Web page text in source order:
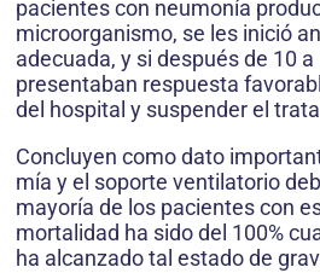
pacientes con neumonía
microorganismo, se les inició
adecuada, y si después de 10
presentaban respuesta
del hospital y suspender el
Concluyen como dato
mía y el soporte ventilatorio
mayoría de los pacientes con
mortalidad ha sido del 100%
ha alcanzado tal estado de